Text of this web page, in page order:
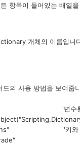
항목이 들어있는 배열
개체의 이름입니
의 사용 방법을 보여줍
변수를 작성
'키와 항목을